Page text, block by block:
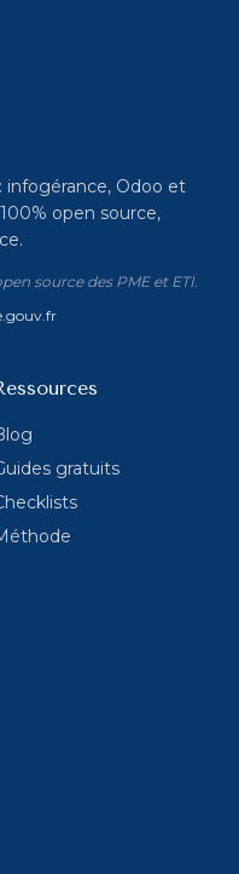
infogérance, Odoo et
open source,
source des PME et ETI.
gratuits